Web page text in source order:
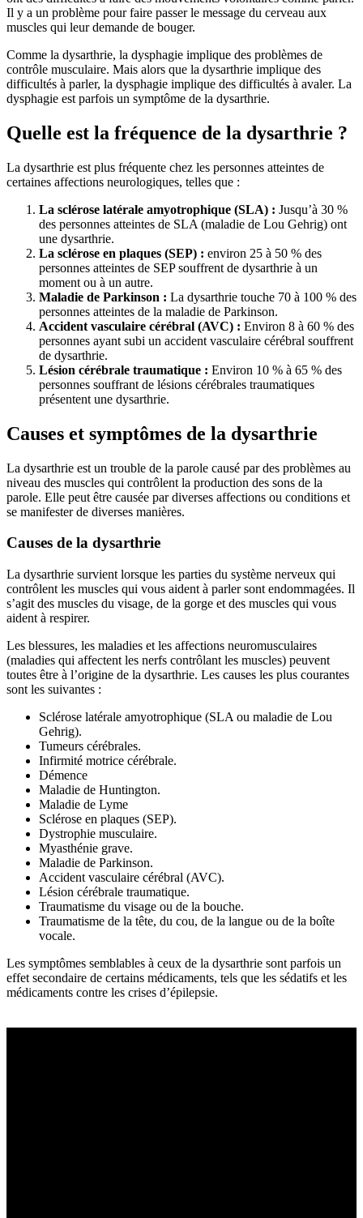
Il y a un problème pour faire passer le message du cerveau aux
muscles qui leur demande de bouger.
Comme la dysarthrie, la dysphagie implique des problèmes de
contrôle musculaire. Mais alors que la dysarthrie implique des
difficultés à parler, la dysphagie implique des difficultés à avaler. La
dysphagie est parfois un symptôme de la dysarthrie.
Quelle est la fréquence de la dysarthrie ?
La dysarthrie est plus fréquente chez les personnes atteintes de
certaines affections neurologiques, telles que :
La sclérose latérale amyotrophique (SLA) : Jusqu’à 30 %
des personnes atteintes de SLA (maladie de Lou Gehrig) ont
une dysarthrie.
La sclérose en plaques (SEP) : environ 25 à 50 % des
personnes atteintes de SEP souffrent de dysarthrie à un
moment ou à un autre.
Maladie de Parkinson : La dysarthrie touche 70 à 100 % des
personnes atteintes de la maladie de Parkinson.
Accident vasculaire cérébral (AVC) : Environ 8 à 60 % des
personnes ayant subi un accident vasculaire cérébral souffrent
de dysarthrie.
Lésion cérébrale traumatique : Environ 10 % à 65 % des
personnes souffrant de lésions cérébrales traumatiques
présentent une dysarthrie.
Causes et symptômes de la dysarthrie
La dysarthrie est un trouble de la parole causé par des problèmes au
niveau des muscles qui contrôlent la production des sons de la
parole. Elle peut être causée par diverses affections ou conditions et
se manifester de diverses manières.
Causes de la dysarthrie
La dysarthrie survient lorsque les parties du système nerveux qui
contrôlent les muscles qui vous aident à parler sont endommagées. Il
s’agit des muscles du visage, de la gorge et des muscles qui vous
aident à respirer.
Les blessures, les maladies et les affections neuromusculaires
(maladies qui affectent les nerfs contrôlant les muscles) peuvent
toutes être à l’origine de la dysarthrie. Les causes les plus courantes
sont les suivantes :
Sclérose latérale amyotrophique (SLA ou maladie de Lou
Gehrig).
Tumeurs cérébrales.
Infirmité motrice cérébrale.
Démence
Maladie de Huntington.
Maladie de Lyme
Sclérose en plaques (SEP).
Dystrophie musculaire.
Myasthénie grave.
Maladie de Parkinson.
Accident vasculaire cérébral (AVC).
Lésion cérébrale traumatique.
Traumatisme du visage ou de la bouche.
Traumatisme de la tête, du cou, de la langue ou de la boîte
vocale.
Les symptômes semblables à ceux de la dysarthrie sont parfois un
effet secondaire de certains médicaments, tels que les sédatifs et les
médicaments contre les crises d’épilepsie.